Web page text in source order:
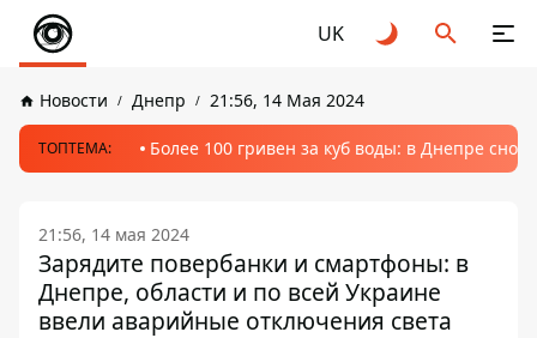
UK
Новости Днепр 21:56, 14 Мая 2024
ТОПТЕМА: Более 100 гривен за куб воды: в Днепре
21:56, 14 мая 2024
Зарядите повербанки и смартфоны: в
Днепре, области и по всей Украине
ввели аварийные отключения света